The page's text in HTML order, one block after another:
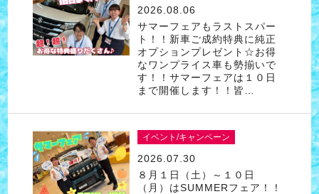
2026.08.06
サマーフェアもラストスパー
ト！！新車ご成約特典に純正
オプションプレゼント☆お得
なワンプライス車も勢揃いで
す！！サマーフェアは１０日
まで開催します！！皆…
イベント/キャンペーン
2026.07.30
８月１日（土）～１０日
（月）はSUMMERフェア！！